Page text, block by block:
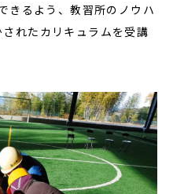
きるよう、教習所のノウハ
れたカリキュラムを受講